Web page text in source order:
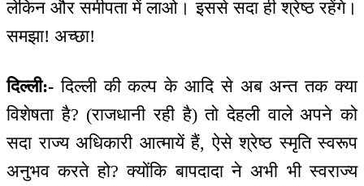
लेकिन और समीपता में लाओ। इससे सदा ही श्रेष्ठ रहेंगे।
समझा! अच्छा!
दिल्ली:- दिल्ली की कल्प के आदि से अब अन्त तक क्या
विशेषता है? (राजधानी रही है) तो देहली वाले अपने को
सदा राज्य अधिकारी आत्मायें हैं, ऐसे श्रेष्ठ स्मृति स्वरूप
अनुभव करते हो? क्योंकि बापदादा ने अभी भी स्वराज्य